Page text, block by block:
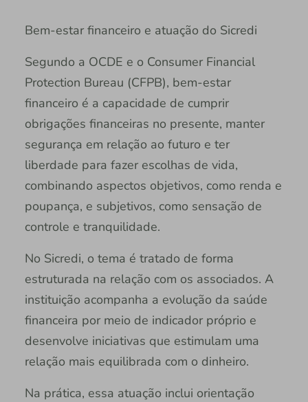
Bem-estar financeiro e atuação do Sicredi
Segundo a OCDE e o Consumer Financial
Protection Bureau (CFPB), bem-estar
financeiro é a capacidade de cumprir
obrigações financeiras no presente, manter
segurança em relação ao futuro e ter
liberdade para fazer escolhas de vida,
combinando aspectos objetivos, como renda e
poupança, e subjetivos, como sensação de
controle e tranquilidade.
No Sicredi, o tema é tratado de forma
estruturada na relação com os associados. A
instituição acompanha a evolução da saúde
financeira por meio de indicador próprio e
desenvolve iniciativas que estimulam uma
relação mais equilibrada com o dinheiro.
Na prática, essa atuação inclui orientação